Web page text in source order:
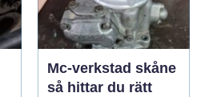
Mc-verkstad skåne
så hittar du rätt